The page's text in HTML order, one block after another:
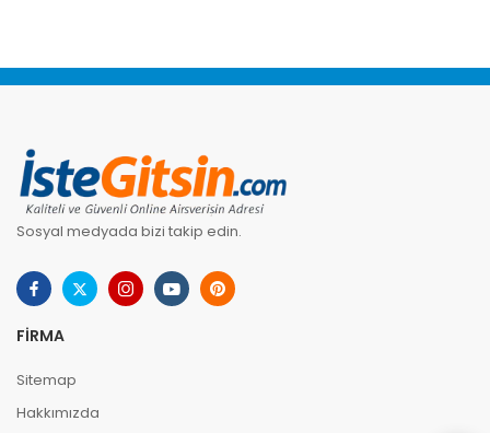
Sosyal medyada bizi takip edin.
FIRMA
Sitemap
Hakkımızda